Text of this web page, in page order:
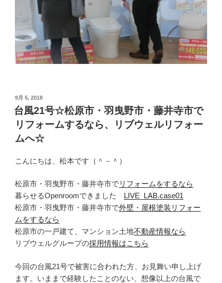
投
稿
日:
9月 5, 2018
台風21号☆松原市・羽曳野市・藤井寺市で
リフォームするなら、リブウェルリフォー
ムへ☆
こんにちは、松本です（＾－＾）
松原市・羽曳野市・藤井寺市でリフォームをするなら
暮らせるOpenroomできました LIVE_LAB.case01
松原市・羽曳野市・藤井寺市で外壁・屋根塗装リフォー
ムをするなら
松原市の一戸建て、マンション土地不動産情報なら
リブウェルグループの採用情報はこちら
今回の台風21号で被害に合われた方、お見舞い申し上げ
ます。いままで経験したことのない、想像以上の台風で